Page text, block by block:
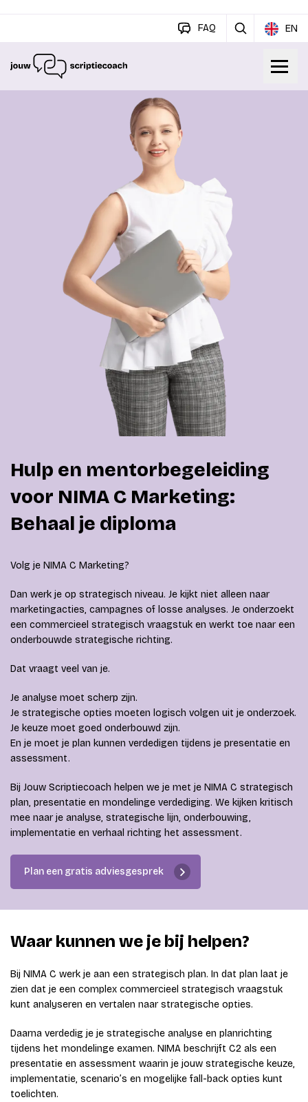
FAQ EN
Hulp en mentorbegeleiding
voor NIMA C Marketing:
Behaal je diploma
Volg je NIMA C Marketing?
Dan werk je op strategisch niveau. Je kijkt niet alleen naar
marketingacties, campagnes of losse analyses. Je onderzoekt
een commercieel strategisch vraagstuk en werkt toe naar een
onderbouwde strategische richting.
Dat vraagt veel van je.
Je analyse moet scherp zijn.
Je strategische opties moeten logisch volgen uit je onderzoek.
Je keuze moet goed onderbouwd zijn.
En je moet je plan kunnen verdedigen tijdens je presentatie en
assessment.
Bij Jouw Scriptiecoach helpen we je met je NIMA C strategisch
plan, presentatie en mondelinge verdediging. We kijken kritisch
mee naar je analyse, strategische lijn, onderbouwing,
implementatie en verhaal richting het assessment.
Plan een gratis adviesgesprek
Waar kunnen we je bij helpen?
Bij NIMA C werk je aan een strategisch plan. In dat plan laat je
zien dat je een complex commercieel strategisch vraagstuk
kunt analyseren en vertalen naar strategische opties.
Daarna verdedig je je strategische analyse en planrichting
tijdens het mondelinge examen. NIMA beschrijft C2 als een
presentatie en assessment waarin je jouw strategische keuze,
implementatie, scenario’s en mogelijke fall-back opties kunt
toelichten.